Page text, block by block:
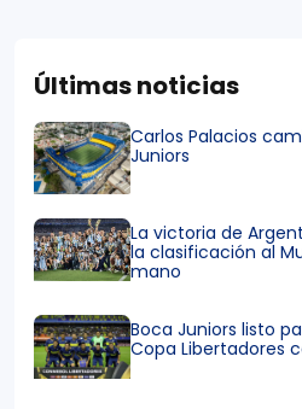
Últimas noticias
Carlos Palacios
Juniors
La victoria de
la clasificación al
mano
Boca Juniors listo
Copa Libertadores